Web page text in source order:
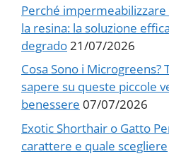
Perché
la resina: la soluzione
degrado21/07/2026
Cosa Sono i Microgreens?
sapere su queste piccole
benessere 07/07/2026
Exotic Shorthair o Gatto
carattere e quale scegliere